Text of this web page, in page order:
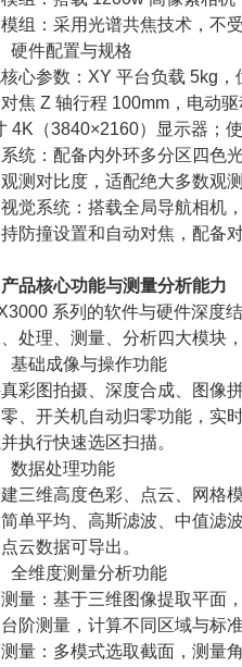
组：采用光谱共焦技术，不
硬件配置与规格
心参数：XY 平台负载 5kg
焦 Z 轴行程 100mm，电动
4K（3840×2160）显示器；
统：配备内外环多分区四色
测对比度，适配绝大多数观测
觉系统：搭载全局导航相机
防撞设置和自动对焦，配备
产品核心功能与测量分析能力
系列的软件与硬件深度
处理、测量、分析四大模块
基础成像与操作功能
彩图拍摄、深度合成、图像
、开关机自动归零功能，实
执行快速选区扫描。
数据处理功能
三维高度色彩、点云、网格
简单平均、高斯滤波、中值滤
云数据可导出。
全维度测量分析功能
量：基于三维图像提取平面
阶测量，计算不同区域与标
量：多模式选取截面，测量